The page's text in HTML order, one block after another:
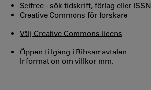
Scifree - sök tidskrift, förlag eller ISSN
Creative Commons för forskare
Välj Creative Commons-licens
Öppen tillgång i Bibsamavtalen
Information om villkor mm.